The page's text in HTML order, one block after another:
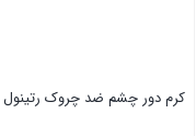
کرم دور چشم ضد چروک